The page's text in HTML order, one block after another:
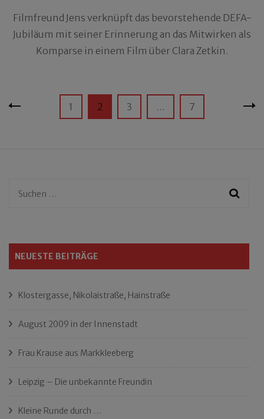
Filmfreund Jens verknüpft das bevorstehende DEFA-
Jubiläum mit seiner Erinnerung an das Mitwirken als
Komparse in einem Film über Clara Zetkin.
Seitennummerierung
Seite
1 Seite
2 Seite
3 … Seite
7
Suchen
NEUESTE BEITRÄGE
Klostergasse, Nikolaistraße, Hainstraße
August 2009 in der Innenstadt
Frau Krause aus Markkleeberg
Leipzig – Die unbekannte Freundin
Kleine Runde durch …